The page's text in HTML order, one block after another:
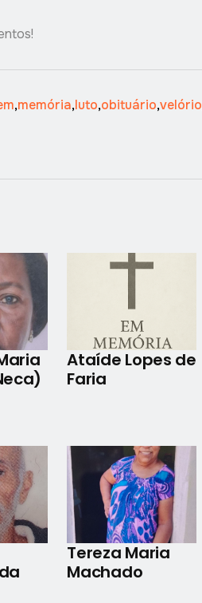
,memória,luto,obituário,velório
Ataíde Lopes de
Faria
Tereza Maria
Machado